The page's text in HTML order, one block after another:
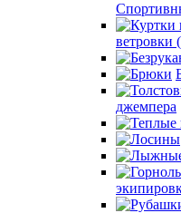
ветровки
джемпера